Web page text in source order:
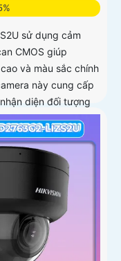
sử dụng cảm
CMOS giúp
và màu sắc chính
này cung cấp
diện đối tượng